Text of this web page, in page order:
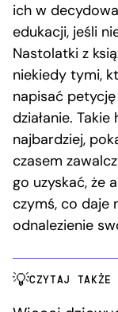
ich w
edukacji, jeśli
Nastolatki z
niekiedy tymi,
napisać
działanie.
najbardziej,
czasem
go uzyskać, że
czymś, co daje
odnalezienie
CZYTAJ TAKŻE